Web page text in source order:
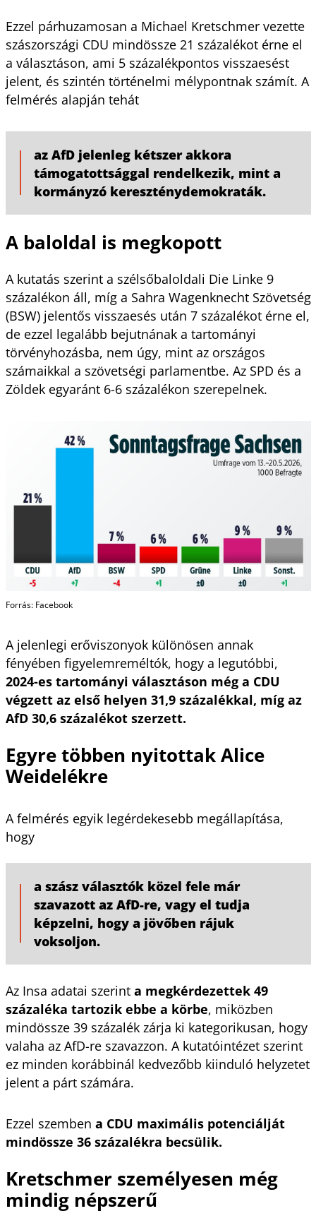
Ezzel párhuzamosan a Michael Kretschmer vezette
szászországi CDU mindössze 21 százalékot érne el
a választáson, ami 5 százalékpontos visszaesést
jelent, és szintén történelmi mélypontnak számít. A
felmérés alapján tehát
az AfD jelenleg kétszer akkora
támogatottsággal rendelkezik, mint a
kormányzó kereszténydemokraták.
A baloldal is megkopott
A kutatás szerint a szélsőbaloldali Die Linke 9
százalékon áll, míg a Sahra Wagenknecht Szövetség
(BSW) jelentős visszaesés után 7 százalékot érne el,
de ezzel legalább bejutnának a tartományi
törvényhozásba, nem úgy, mint az országos
számaikkal a szövetségi parlamentbe. Az SPD és a
Zöldek egyaránt 6-6 százalékon szerepelnek.
Forrás: Facebook
A jelenlegi erőviszonyok különösen annak
fényében figyelemreméltók, hogy a legutóbbi,
2024-es tartományi választáson még a CDU
végzett az első helyen 31,9 százalékkal, míg az
AfD 30,6 százalékot szerzett.
Egyre többen nyitottak Alice
Weidelékre
A felmérés egyik legérdekesebb megállapítása,
hogy
a szász választók közel fele már
szavazott az AfD-re, vagy el tudja
képzelni, hogy a jövőben rájuk
voksoljon.
Az Insa adatai szerint a megkérdezettek 49
százaléka tartozik ebbe a körbe, miközben
mindössze 39 százalék zárja ki kategorikusan, hogy
valaha az AfD-re szavazzon. A kutatóintézet szerint
ez minden korábbinál kedvezőbb kiinduló helyzetet
jelent a párt számára.
Ezzel szemben a CDU maximális potenciálját
mindössze 36 százalékra becsülik.
Kretschmer személyesen még
mindig népszerű